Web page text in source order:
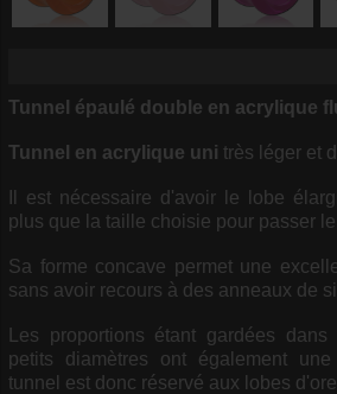
Tunnel épaulé double en acrylique
Tunnel en acrylique uni très léger et
Il est nécessaire d'avoir le lobe
plus que la taille choisie pour passer le
Sa forme concave permet une
sans avoir recours à des anneaux de
Les proportions étant gardées
petits diamètres ont également
tunnel est donc réservé aux lobes